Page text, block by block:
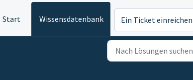
Start Wissensdatenbank Ein Ticket einreichen